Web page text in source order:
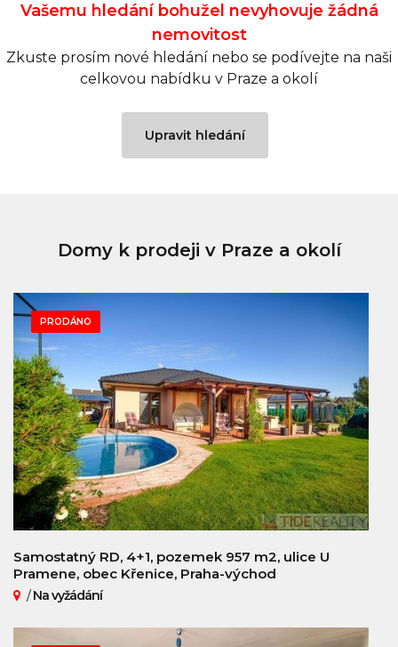
Vašemu hledání bohužel nevyhovuje žádná
nemovitost
Zkuste prosím nové hledání nebo se podívejte na naši
celkovou nabídku v Praze a okolí
Upravit hledání
Domy k prodeji v Praze a okolí
PRODÁNO
Samostatný RD, 4+1, pozemek 957 m2, ulice U
Pramene, obec Křenice, Praha-východ
/Na vyžádání